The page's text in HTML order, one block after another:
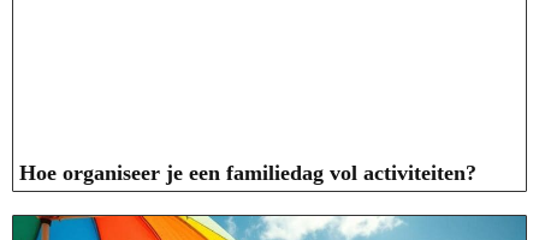
Hoe organiseer je een familiedag vol activiteiten?